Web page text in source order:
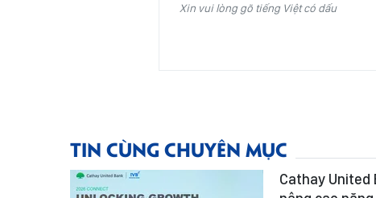
Xin vui lòng gõ tiếng Việt có dấu
TIN CÙNG CHUYÊN MỤC
Cathay United